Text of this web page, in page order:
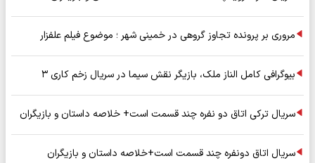
مروری بر پرونده تجاوز گروهی در خمینی شهر ؛ موضوع فیلم علفزار
بیوگرافی کامل الناز ملک، بازیگر نقش سیما در سریال زخم کاری ۳
سریال ترکی اتاق دو نفره چند قسمت است+ خلاصه داستان و بازیگران
سریال اتاق دونفره چند قسمت است+خلاصه داستان و بازیگران